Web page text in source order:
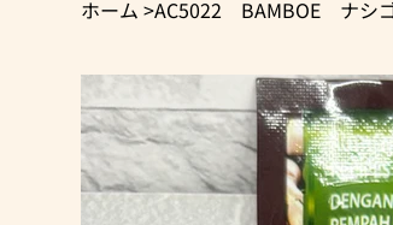
ホーム >AC5022 BAMBOE ナシ